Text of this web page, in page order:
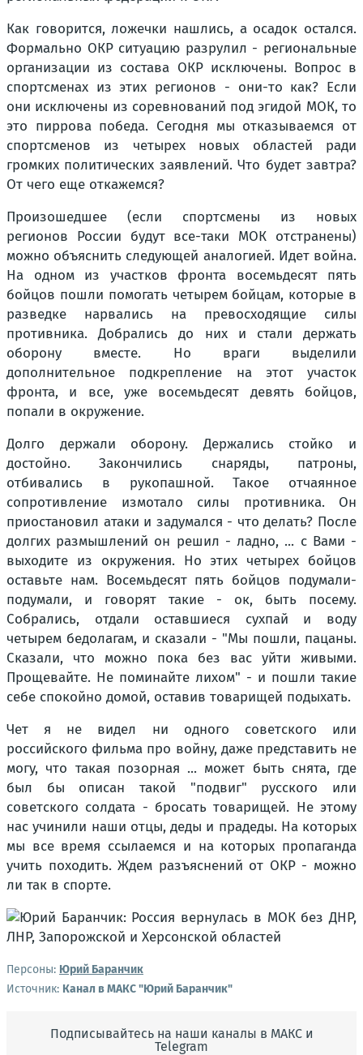
Как говорится, ложечки нашлись, а осадок остался.
Формально ОКР ситуацию разрулил - региональные
организации из состава ОКР исключены. Вопрос в
спортсменах из этих регионов - они-то как? Если
они исключены из соревнований под эгидой МОК, то
это пиррова победа. Сегодня мы отказываемся от
спортсменов из четырех новых областей ради
громких политических заявлений. Что будет завтра?
От чего еще откажемся?
Произошедшее (если спортсмены из новых
регионов России будут все-таки МОК отстранены)
можно объяснить следующей аналогией. Идет война.
На одном из участков фронта восемьдесят пять
бойцов пошли помогать четырем бойцам, которые в
разведке нарвались на превосходящие силы
противника. Добрались до них и стали держать
оборону вместе. Но враги выделили
дополнительное подкрепление на этот участок
фронта, и все, уже восемьдесят девять бойцов,
попали в окружение.
Долго держали оборону. Держались стойко и
достойно. Закончились снаряды, патроны,
отбивались в рукопашной. Такое отчаянное
сопротивление измотало силы противника. Он
приостановил атаки и задумался - что делать? После
долгих размышлений он решил - ладно, ... с Вами -
выходите из окружения. Но этих четырех бойцов
оставьте нам. Восемьдесят пять бойцов подумали-
подумали, и говорят такие - ок, быть посему.
Собрались, отдали оставшиеся сухпай и воду
четырем бедолагам, и сказали - "Мы пошли, пацаны.
Сказали, что можно пока без вас уйти живыми.
Прощевайте. Не поминайте лихом" - и пошли такие
себе спокойно домой, оставив товарищей подыхать.
Чет я не видел ни одного советского или
российского фильма про войну, даже представить не
могу, что такая позорная ... может быть снята, где
был бы описан такой "подвиг" русского или
советского солдата - бросать товарищей. Не этому
нас учинили наши отцы, деды и прадеды. На которых
мы все время ссылаемся и на которых пропаганда
учить походить. Ждем разъяснений от ОКР - можно
ли так в спорте.
Персоны: Юрий Баранчик
Источник: Канал в МАКС "Юрий Баранчик"
Подписывайтесь на наши каналы в МАКС и
Telegram